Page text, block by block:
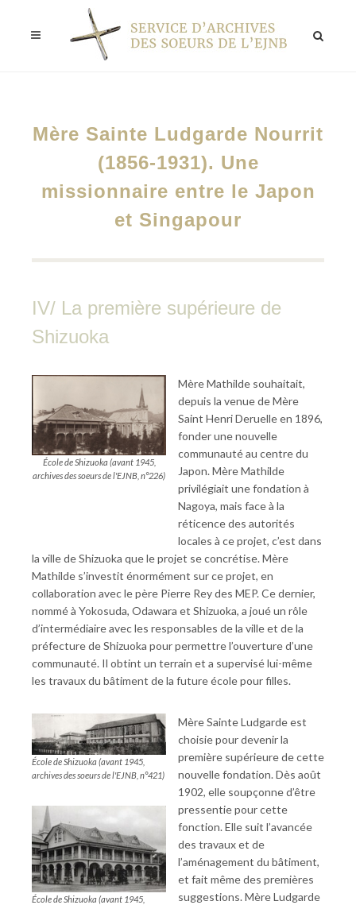
Mère Sainte Ludgarde Nourrit
(1856-1931). Une
missionnaire entre le Japon
et Singapour
IV/ La première supérieure de
Shizuoka
École de Shizuoka (avant 1945,
archives des soeurs de l'EJNB, n°226)
Mère Mathilde souhaitait,
depuis la venue de Mère
Saint Henri Deruelle en 1896,
fonder une nouvelle
communauté au centre du
Japon. Mère Mathilde
privilégiait une fondation à
Nagoya, mais face à la
réticence des autorités
locales à ce projet, c’est dans
la ville de Shizuoka que le projet se concrétise. Mère
Mathilde s’investit énormément sur ce projet, en
collaboration avec le père Pierre Rey des MEP. Ce dernier,
nommé à Yokosuda, Odawara et Shizuoka, a joué un rôle
d’intermédiaire avec les responsables de la ville et de la
préfecture de Shizuoka pour permettre l’ouverture d’une
communauté. Il obtint un terrain et a supervisé lui-même
les travaux du bâtiment de la future école pour filles.
École de Shizuoka (avant 1945,
archives des soeurs de l'EJNB, n°421)
École de Shizuoka (avant 1945,
Mère Sainte Ludgarde est
choisie pour devenir la
première supérieure de cette
nouvelle fondation. Dès août
1902, elle soupçonne d’être
pressentie pour cette
fonction. Elle suit l’avancée
des travaux et de
l’aménagement du bâtiment,
et fait même des premières
suggestions. Mère Ludgarde